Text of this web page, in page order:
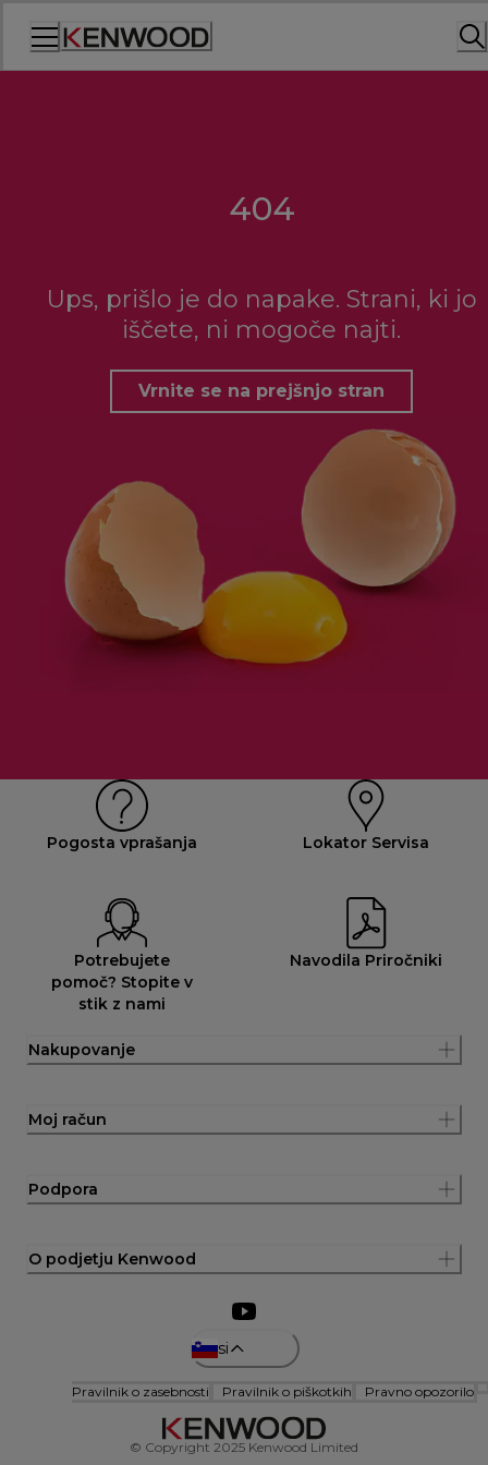
404
Ups, prišlo je do napake. Strani, ki jo
iščete, ni mogoče najti.
Vrnite se na prejšnjo stran
Pogosta vprašanja Lokator Servisa
Potrebujete
pomoč? Stopite v
stik z nami
Navodila Priročniki
Nakupovanje
Moj račun
Podpora
O podjetju Kenwood
si
Pravilnik o zasebnosti Pravilnik o piškotkih Pravno opozorilo
© Copyright 2025 Kenwood Limited